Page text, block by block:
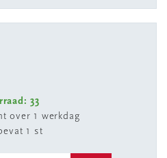
33
over 1 werkdag
1 st